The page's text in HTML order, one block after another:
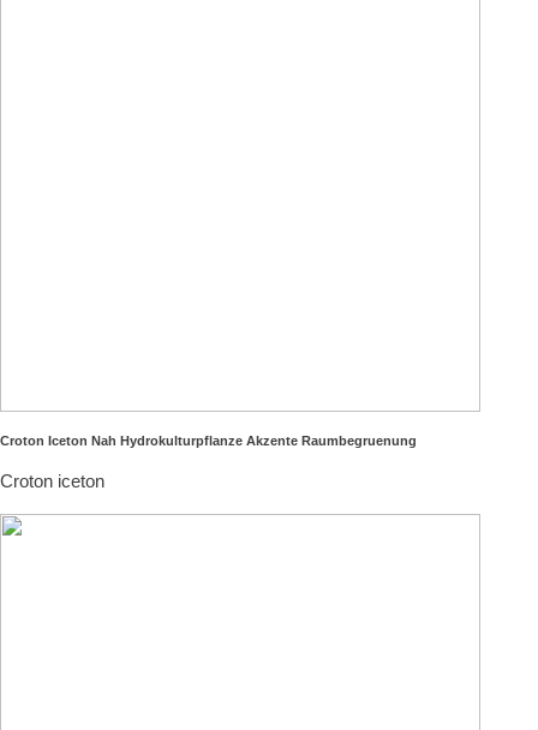
Croton Iceton Nah Hydrokulturpflanze Akzente Raumbegruenung
Croton iceton